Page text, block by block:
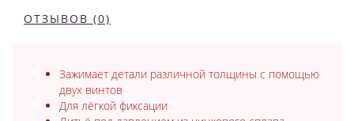
ОТЗЫВОВ (0)
Зажимает детали различной толщины с помощью
двух винтов
Для лёгкой фиксации